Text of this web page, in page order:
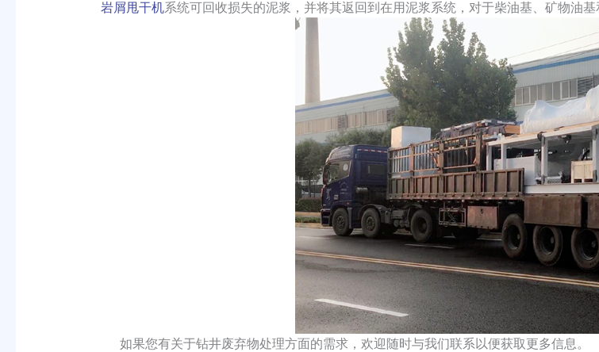
岩屑甩干机系统可回收损失的泥浆，并将其返回到在用泥浆系统，对于柴油基、矿物油
如果您有关于钻井废弃物处理方面的需求，欢迎随时与我们联系以便获取更多信息。